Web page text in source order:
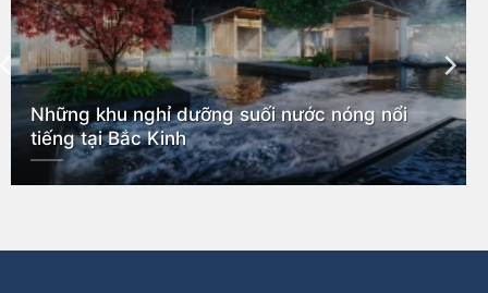
Những khu nghỉ dưỡng suối nước nóng nổi
tiếng tại Bắc Kinh